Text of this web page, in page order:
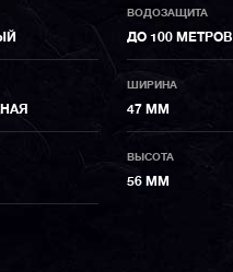
ВОДОЗАЩИТА
ДО 100 МЕТРОВ
ШИРИНА
47 ММ
ВЫСОТА
56 ММ